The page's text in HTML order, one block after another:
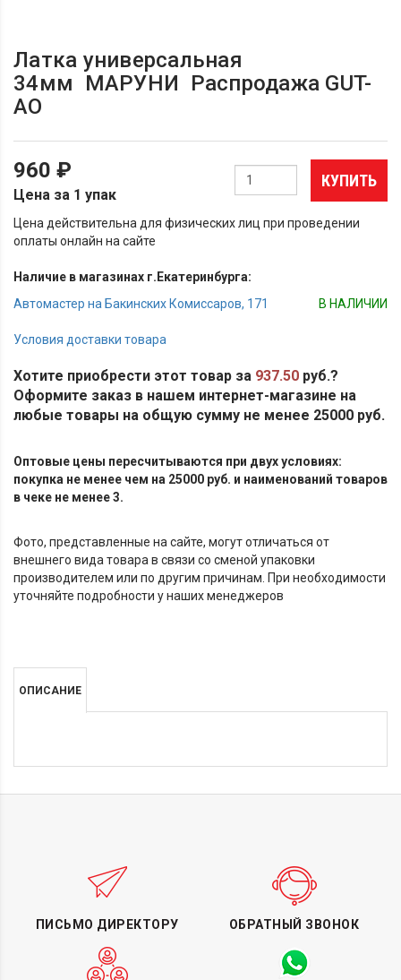
Латка универсальная
34мм МАРУНИ Распродажа GUT-
AO
960 ₽
Цена за 1 упак
КУПИТЬ
Цена действительна для физических лиц при проведении
оплаты онлайн на сайте
Наличие в магазинах г.Екатеринбурга:
Автомастер на Бакинских Комиссаров, 171
В НАЛИЧИИ
Условия доставки товара
Хотите приобрести этот товар за 937.50 руб.?
Оформите заказ в нашем интернет-магазине на
любые товары на общую сумму не менее 25000 руб.
Оптовые цены пересчитываются при двух условиях:
покупка не менее чем на 25000 руб. и наименований товаров
в чеке не менее 3.
Фото, представленные на сайте, могут отличаться от
внешнего вида товара в связи со сменой упаковки
производителем или по другим причинам. При необходимости
уточняйте подробности у наших менеджеров
ОПИСАНИЕ
ПИСЬМО ДИРЕКТОРУ ОБРАТНЫЙ ЗВОНОК